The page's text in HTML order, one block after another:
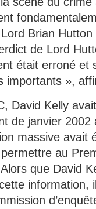
Brian
de Lord
était erroné et
importants »,
David Kelly
de janvier 2002
massive avait
au
que David
information,